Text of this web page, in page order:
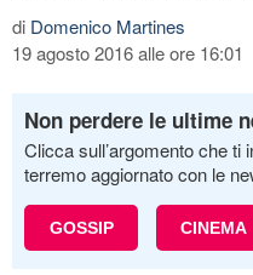
di Domenico Martines
19 agosto 2016 alle ore 16:01
Non perdere le ultime
Clicca sull’argomento che ti
terremo aggiornato con le
GOSSIP CINEMA